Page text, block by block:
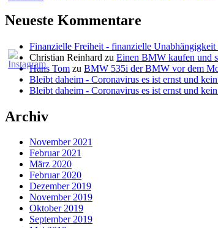
Neueste Kommentare
Finanzielle Freiheit - finanzielle Unabhängigkeit
Christian Reinhard zu Einen BMW kaufen und
Hans Tom zu BMW 535i der BMW vor dem
Bleibt daheim - Coronavirus es ist ernst und
Bleibt daheim - Coronavirus es ist ernst und
Archiv
November 2021
Februar 2021
März 2020
Februar 2020
Dezember 2019
November 2019
Oktober 2019
September 2019